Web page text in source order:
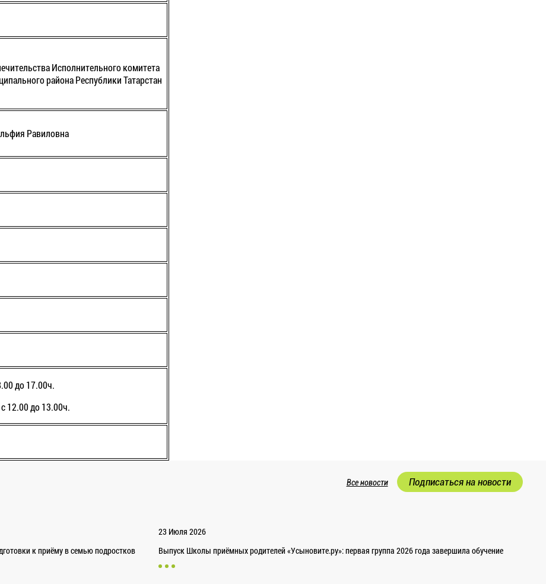
Исполнительного комитета
района Республики Татарстан
Равиловна
до 17.00ч.
12.00 до 13.00ч.
Все новости Подписаться на новости
к приёму в семью подростков
23 Июля 2026
Выпуск Школы приёмных родителей «Усыновите.ру»: первая группа 2026 года завершила обучение